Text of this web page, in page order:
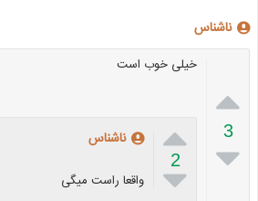
ناشناس

3

خیلی خوب است

2

ناشناس
واقعا راست میگی